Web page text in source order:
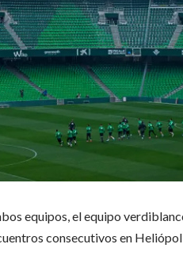
equipos, el equipo
consecutivos en